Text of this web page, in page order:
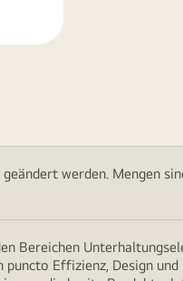
werden. Mengen
Bereichen
Effizienz, Design